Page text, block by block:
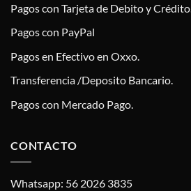
Pagos con Tarjeta de Debito y Crédito.
Pagos con PayPal
Pagos en Efectivo en Oxxo.
Transferencia /Deposito Bancario.
Pagos con Mercado Pago.
CONTACTO
Whatsapp: 56 2026 3835